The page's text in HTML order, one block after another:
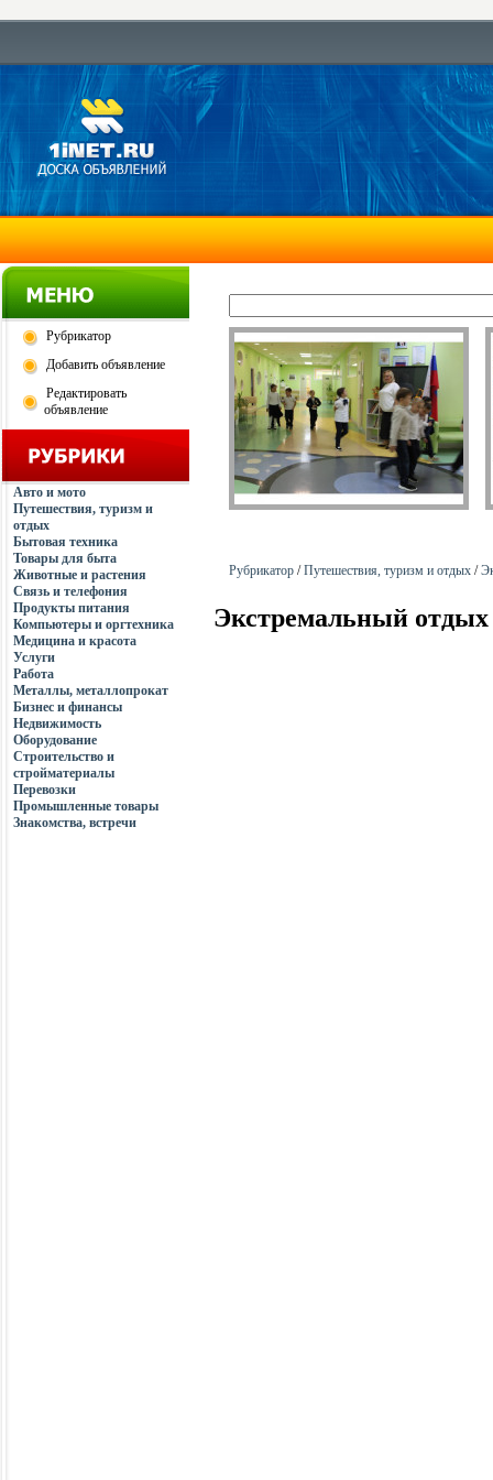
Рубрикатор
Добавить объявление
Редактировать
объявление
Авто и мото
Путешествия, туризм и
отдых
Бытовая техника
Товары для быта
Животные и растения
Связь и телефония
Продукты питания
Компьютеры и оргтехника
Медицина и красота
Услуги
Работа
Металлы, металлопрокат
Бизнес и финансы
Недвижимость
Оборудование
Строительство и
стройматериалы
Перевозки
Промышленные товары
Знакомства, встречи
Рубрикатор /Путешествия, туризм и отдых /
Экстремальный отдых